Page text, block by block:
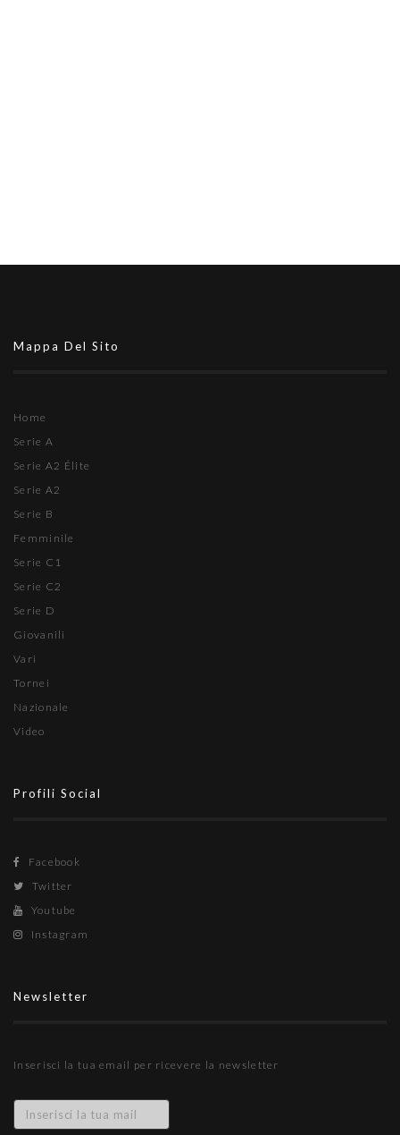
Mappa Del Sito
Home
Serie A
Serie A2 Élite
Serie A2
Serie B
Femminile
Serie C1
Serie C2
Serie D
Giovanili
Vari
Tornei
Nazionale
Video
Profili Social
Facebook
Twitter
Youtube
Instagram
Newsletter
Inserisci la tua email per ricevere la newsletter